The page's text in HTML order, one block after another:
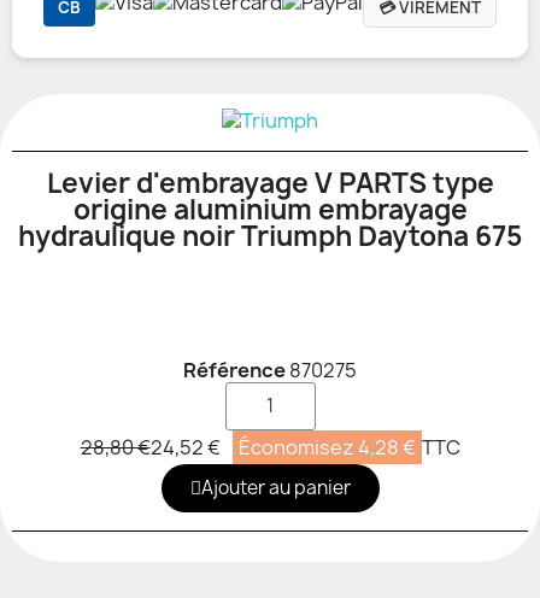
CB 💳 VIREMENT
Levier d'embrayage V PARTS type
origine aluminium embrayage
hydraulique noir Triumph Daytona 675
Référence870275
28,80 €24,52 € Économisez 4,28 € TTC
Ajouter au panier